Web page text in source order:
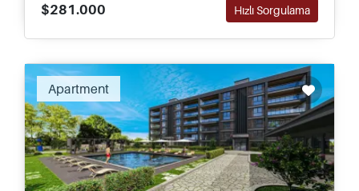
$281.000
Hızlı Sorgulama
Recommended
Apartment